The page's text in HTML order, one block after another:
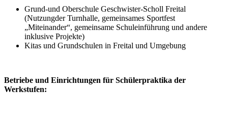
Grund-und Oberschule Geschwister-Scholl Freital
(Nutzungder Turnhalle, gemeinsames Sportfest
„Miteinander“, gemeinsame Schuleinführung und andere
inklusive Projekte)
Kitas und Grundschulen in Freital und Umgebung
Betriebe und Einrichtungen für Schülerpraktika der
Werkstufen: